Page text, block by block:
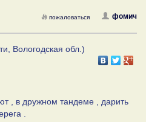
фомич
пожаловаться
Вологодская обл.)
, в дружном тандеме , дарить
.